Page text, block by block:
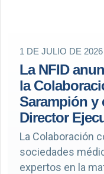
1 DE JULIO DE 2026
La NFID
la
Sarampión y
Director
La Colaboración
sociedades
expertos en la